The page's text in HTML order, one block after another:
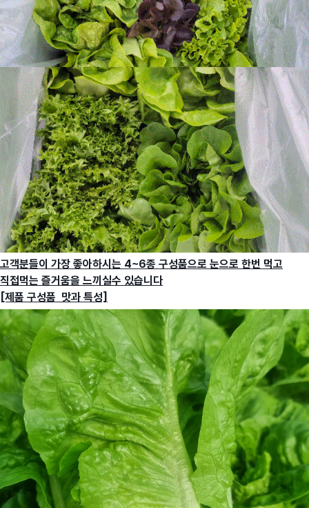
고객분들이 가장 좋아하시는 4~6종 구성품으로 눈으로 한번 먹고
직접먹는 즐거움을 느끼실수 있습니다
[제품 구성품 맛과 특성]